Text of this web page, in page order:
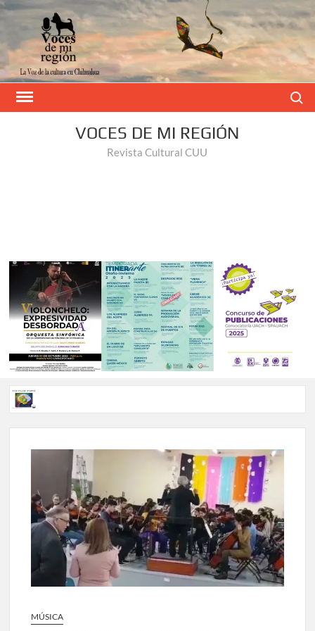
VOCES DE MI REGIÓN
Revista Cultural CUU
Voces de Papel Parral, edición especial Coyame del Sotol
Voces de papel Parral edición Carlos Montemayor #35
A 18 años de su partida, Teatro Bárbaro rinde homenaje a
Víctor Hugo Rascón Banda con Voces en el umbral
Invitan a participar en “Convocatoria UACH-SPAUACH
MÚSICA